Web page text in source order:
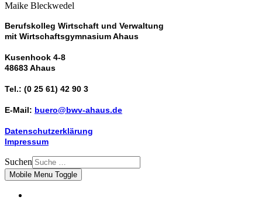
Maike Bleckwedel
Berufskolleg Wirtschaft und Verwaltung
mit Wirtschaftsgymnasium Ahaus
Kusenhook 4-8
48683 Ahaus
Tel.: (0 25 61) 42 90 3
E-Mail: buero@bwv-ahaus.de
Datenschutzerklärung
Impressum
Suchen
Mobile Menu Toggle